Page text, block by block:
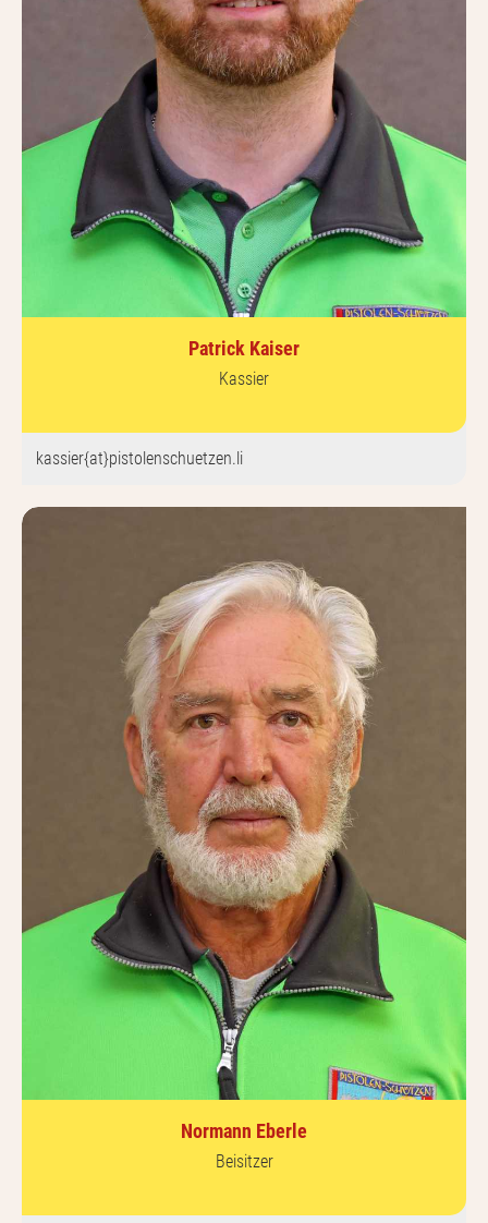
Patrick Kaiser
Kassier
kassier{at}pistolenschuetzen.li
Normann Eberle
Beisitzer